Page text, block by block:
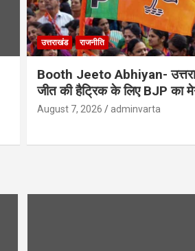
उत्तराखंड राजनीति
Booth Jeeto Abhiyan-
जीत की हैट्रिक के लिए BJP का
August 7, 2026 adminvarta